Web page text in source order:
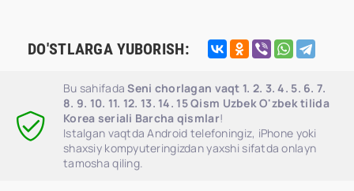
DO'STLARGA YUBORISH:
Bu sahifadaSeni chorlagan vaqt 1. 2. 3. 4. 5. 6. 7.
8. 9. 10. 11. 12. 13. 14. 15 Qism Uzbek O'zbek tilida
Korea seriali Barcha qismlar!
Istalgan vaqtda Android telefoningiz, iPhone yoki
shaxsiy kompyuteringizdan yaxshi sifatda onlayn
tamosha qiling.